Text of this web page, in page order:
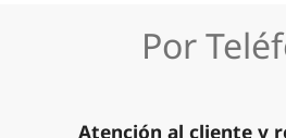
Por
Atención al cliente y